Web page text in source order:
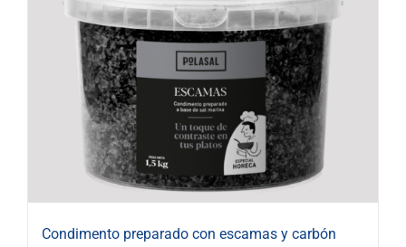
Condimento preparado con escamas y carbón